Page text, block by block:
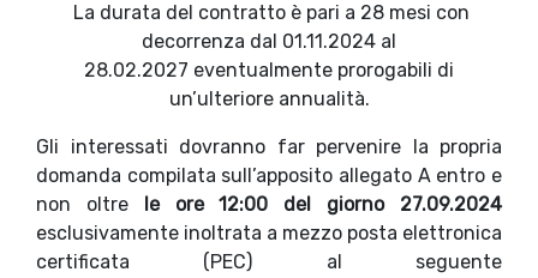
La durata del contratto è pari a 28 mesi con
decorrenza dal 01.11.2024 al
28.02.2027 eventualmente prorogabili di
un’ulteriore annualità.
Gli interessati dovranno far pervenire la propria
domanda compilata sull’apposito allegato A entro e
non oltre le ore 12:00 del giorno 27.09.2024
esclusivamente inoltrata a mezzo posta elettronica
certificata (PEC) al seguente